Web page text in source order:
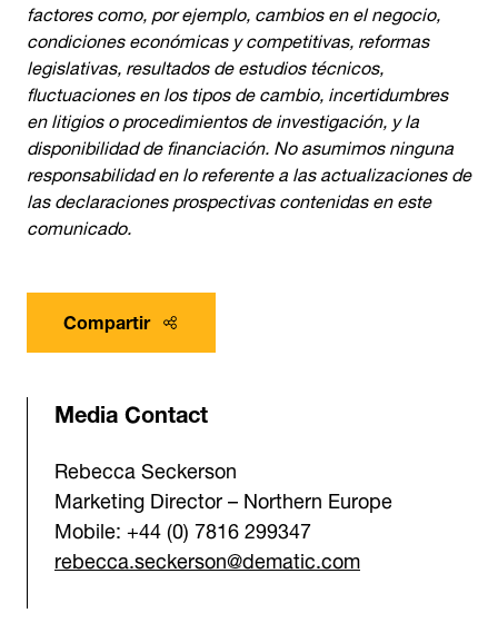
factores como, por ejemplo, cambios en el negocio,
condiciones económicas y competitivas, reformas
legislativas, resultados de estudios técnicos,
fluctuaciones en los tipos de cambio, incertidumbres
en litigios o procedimientos de investigación, y la
disponibilidad de financiación. No asumimos ninguna
responsabilidad en lo referente a las actualizaciones de
las declaraciones prospectivas contenidas en este
comunicado.
Compartir
Media Contact
Rebecca Seckerson
Marketing Director – Northern Europe
Mobile: +44 (0) 7816 299347
rebecca.seckerson@dematic.com